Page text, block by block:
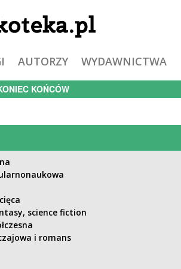
AUTORZY WYDAWNICTWA
KOŃCÓW
science fiction
i romans